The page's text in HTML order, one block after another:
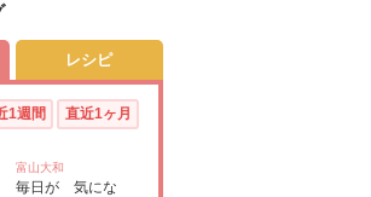
レシピ
1週間 直近1ヶ月
富山大和
毎日が 気にな